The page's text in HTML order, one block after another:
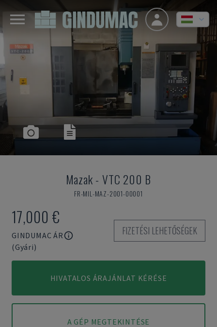
Mazak-VTC 200 B
FR-MIL-MAZ-2001-00001
17,000 €
GINDUMAC ÁR
(Gyári)
FIZETÉSI LEHETŐSÉGEK
HIVATALOS ÁRAJÁNLAT KÉRÉSE
A GÉP MEGTEKINTÉSE